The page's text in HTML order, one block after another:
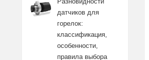
датчиков для
горелок:
классификация,
особенности,
правила выбора